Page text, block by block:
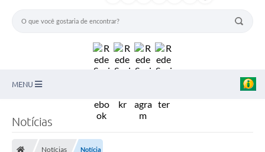
MENU
Notícias
Notícias Notícia